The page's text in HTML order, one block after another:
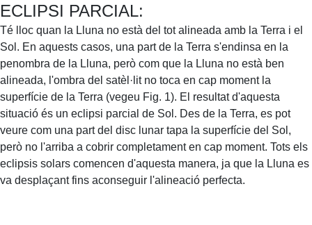
ECLIPSI PARCIAL:
Té lloc quan la Lluna no està del tot alineada amb la Terra i el
Sol. En aquests casos, una part de la Terra s'endinsa en la
penombra de la Lluna, però com que la Lluna no està ben
alineada, l'ombra del satèl·lit no toca en cap moment la
superfície de la Terra (vegeu Fig. 1). El resultat d'aquesta
situació és un eclipsi parcial de Sol. Des de la Terra, es pot
veure com una part del disc lunar tapa la superfície del Sol,
però no l'arriba a cobrir completament en cap moment. Tots els
eclipsis solars comencen d'aquesta manera, ja que la Lluna es
va desplaçant fins aconseguir l'alineació perfecta.